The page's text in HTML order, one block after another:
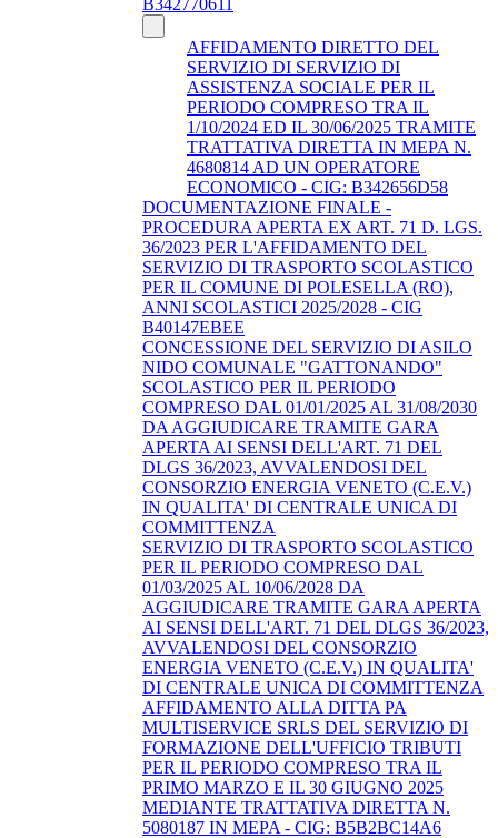
AFFIDAMENTO DIRETTO DEL
SERVIZIO DI SERVIZIO DI
ASSISTENZA SOCIALE PER IL
PERIODO COMPRESO TRA IL
1/10/2024 ED IL 30/06/2025 TRAMITE
TRATTATIVA DIRETTA IN MEPA N.
4680814 AD UN OPERATORE
ECONOMICO - CIG: B342656D58
DOCUMENTAZIONE FINALE -
PROCEDURA APERTA EX ART. 71 D. LGS.
36/2023 PER L'AFFIDAMENTO DEL
SERVIZIO DI TRASPORTO SCOLASTICO
PER IL COMUNE DI POLESELLA (RO),
ANNI SCOLASTICI 2025/2028 - CIG
B40147EBEE
CONCESSIONE DEL SERVIZIO DI ASILO
NIDO COMUNALE "GATTONANDO"
SCOLASTICO PER IL PERIODO
COMPRESO DAL 01/01/2025 AL 31/08/2030
DA AGGIUDICARE TRAMITE GARA
APERTA AI SENSI DELL'ART. 71 DEL
DLGS 36/2023, AVVALENDOSI DEL
CONSORZIO ENERGIA VENETO (C.E.V.)
IN QUALITA' DI CENTRALE UNICA DI
COMMITTENZA
SERVIZIO DI TRASPORTO SCOLASTICO
PER IL PERIODO COMPRESO DAL
01/03/2025 AL 10/06/2028 DA
AGGIUDICARE TRAMITE GARA APERTA
AI SENSI DELL'ART. 71 DEL DLGS 36/2023,
AVVALENDOSI DEL CONSORZIO
ENERGIA VENETO (C.E.V.) IN QUALITA'
DI CENTRALE UNICA DI COMMITTENZA
AFFIDAMENTO ALLA DITTA PA
MULTISERVICE SRLS DEL SERVIZIO DI
FORMAZIONE DELL'UFFICIO TRIBUTI
PER IL PERIODO COMPRESO TRA IL
PRIMO MARZO E IL 30 GIUGNO 2025
MEDIANTE TRATTATIVA DIRETTA N.
5080187 IN MEPA - CIG: B5B2BC14A6